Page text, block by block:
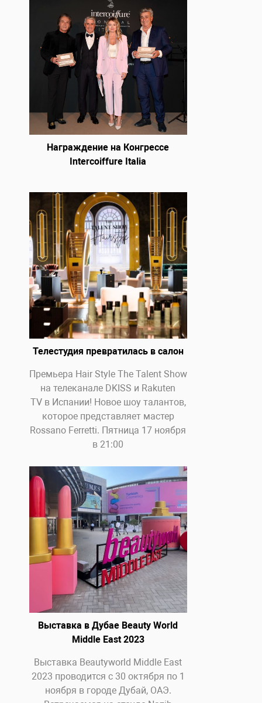
Награждение на Конгрессе
Intercoiffure Italia
Телестудия превратилась в салон
Премьера Hair Style The Talent Show
на телеканале DKISS и Rakuten
TV в Испании! Новое шоу талантов,
которое представляет мастер
Rossano Ferretti. Пятница 17 ноября
в 21:00
Выставка в Дубае Beauty World
Middle East 2023
Выставка Beautyworld Middle East
2023 проводится c 30 октября по 1
ноября в городе Дубай, ОАЭ.